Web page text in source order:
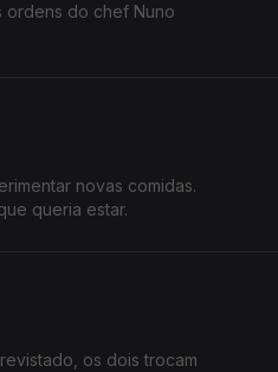
ordens do chef Nuno
novas comidas.
queria estar.
os dois trocam